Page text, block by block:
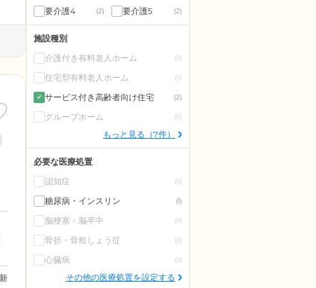
要介護4 (2) 要介護5 (2)
施設種別
介護付き有料老人ホーム
(0)
住宅型有料老人ホーム (0)
サービス付き高齢者向け住宅 (2)
グループホーム (0)
もっと見る（7件）
必要な医療処置
認知症
(0)
糖尿病・インスリン (1)
脳梗塞・脳卒中 (0)
骨折・骨粗しょう症 (0)
心臓病 (0)
その他の医療処置を設定する